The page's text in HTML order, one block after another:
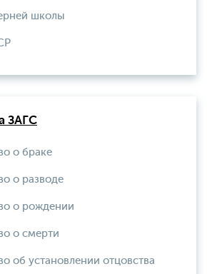
школы
ЗАГС
о браке
о разводе
о рождении
о смерти
об установлении отцовства